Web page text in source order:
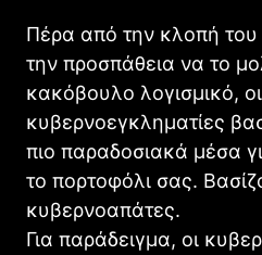
Πέρα από την κλοπή του
την προσπάθεια να το
κακόβουλο λογισμικό, οι
κυβερνοεγκληματίες
πιο παραδοσιακά μέσα
το πορτοφόλι σας.
κυβερνοαπάτες.
Για παράδειγμα, οι